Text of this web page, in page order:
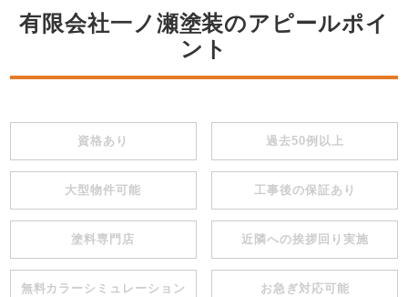
有限会社一ノ瀬塗装のアピールポイ
ント
資格あり 過去50例以上
大型物件可能 工事後の保証あり
塗料専門店 近隣への挨拶回り実施
無料カラーシミュレーション お急ぎ対応可能